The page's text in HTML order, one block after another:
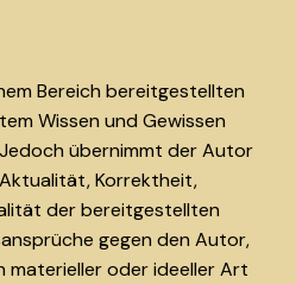
Bereich bereitgestellten
Wissen und Gewissen
übernimmt der Autor
Korrektheit,
der bereitgestellten
gegen den Autor,
materieller oder ideeller Art